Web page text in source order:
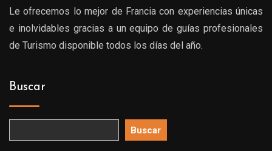
Le ofrecemos lo mejor de Francia con experiencias únicas
e inolvidables gracias a un equipo de guías profesionales
de Turismo disponible todos los días del año.
Buscar
Buscar